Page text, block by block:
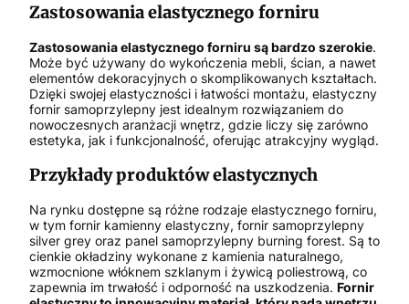
Zastosowania elastycznego forniru
Zastosowania elastycznego forniru są bardzo szerokie.
Może być używany do wykończenia mebli, ścian, a nawet
elementów dekoracyjnych o skomplikowanych kształtach.
Dzięki swojej elastyczności i łatwości montażu, elastyczny
fornir samoprzylepny jest idealnym rozwiązaniem do
nowoczesnych aranżacji wnętrz, gdzie liczy się zarówno
estetyka, jak i funkcjonalność, oferując atrakcyjny wygląd.
Przykłady produktów elastycznych
Na rynku dostępne są różne rodzaje elastycznego forniru,
w tym fornir kamienny elastyczny, fornir samoprzylepny
silver grey oraz panel samoprzylepny burning forest. Są to
cienkie okładziny wykonane z kamienia naturalnego,
wzmocnione włóknem szklanym i żywicą poliestrową, co
zapewnia im trwałość i odporność na uszkodzenia. Fornir